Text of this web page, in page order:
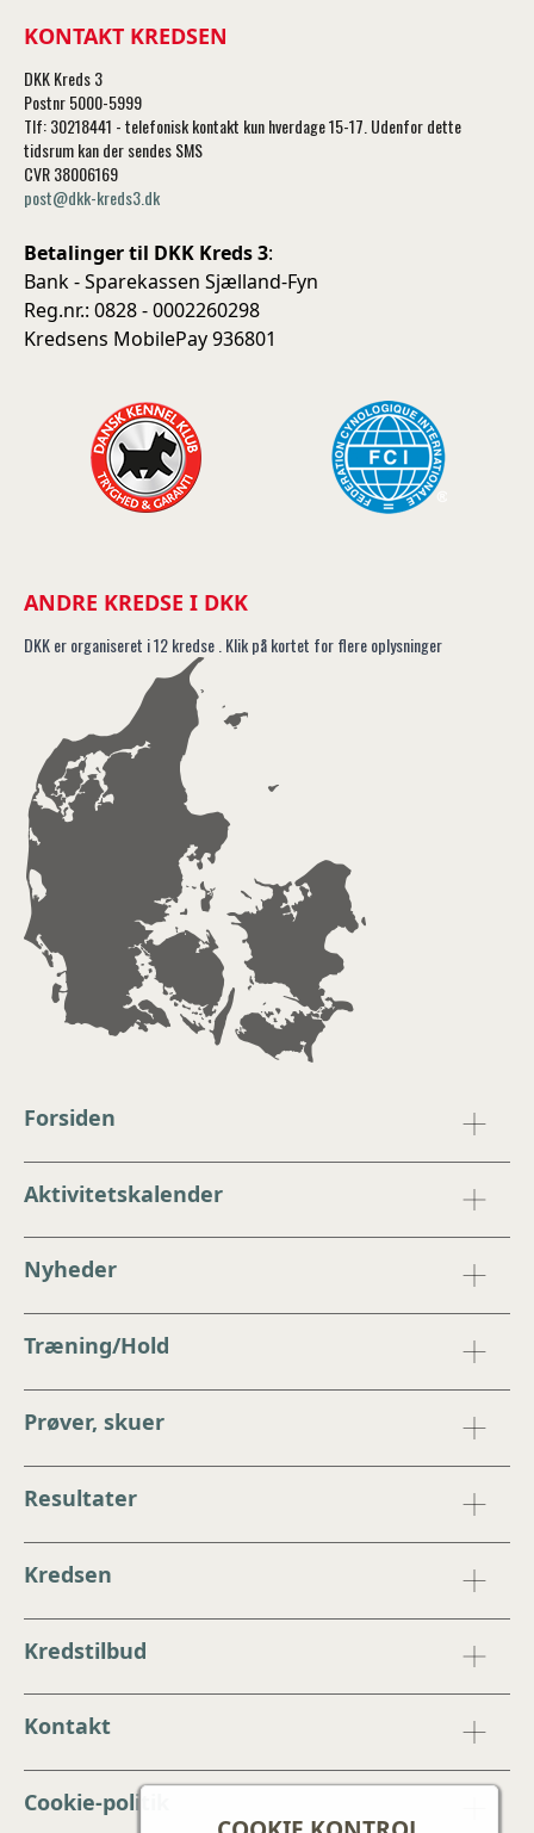
KONTAKT KREDSEN
DKK Kreds 3
Postnr 5000-5999
Tlf: 30218441 - telefonisk kontakt kun hverdage 15-17. Udenfor dette
tidsrum kan der sendes SMS
CVR 38006169
post@dkk-kreds3.dk
Betalinger til DKK Kreds 3:
Bank - Sparekassen Sjælland-Fyn
Reg.nr.: 0828 - 0002260298
Kredsens MobilePay 936801
ANDRE KREDSE I DKK
DKK er organiseret i 12 kredse . Klik på kortet for flere oplysninger
Forsiden
Aktivitetskalender
Nyheder
Træning/Hold
Prøver, skuer
Resultater
Kredsen
Kredstilbud
Kontakt
Cookie-politik